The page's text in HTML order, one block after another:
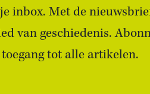
inbox. Met de
van geschiedenis.
tot alle artikelen.